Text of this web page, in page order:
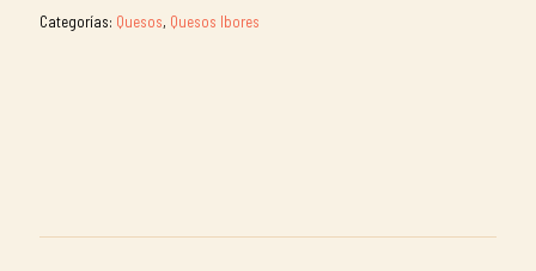
curado
Categorías: Quesos, Quesos Ibores